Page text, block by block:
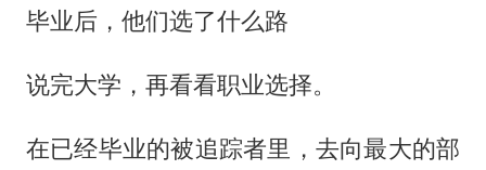
毕业后，他们选了什么路
说完大学，再看看职业选择。
在已经毕业的被追踪者里，去向最大的部